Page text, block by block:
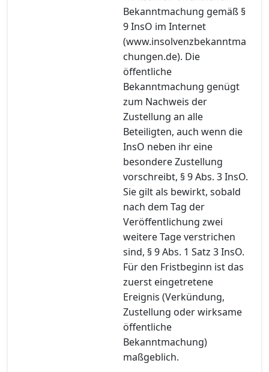
Bekanntmachung gemäß §
9 InsO im Internet
(www.insolvenzbekanntma
chungen.de). Die
öffentliche
Bekanntmachung genügt
zum Nachweis der
Zustellung an alle
Beteiligten, auch wenn die
InsO neben ihr eine
besondere Zustellung
vorschreibt, § 9 Abs. 3 InsO.
Sie gilt als bewirkt, sobald
nach dem Tag der
Veröffentlichung zwei
weitere Tage verstrichen
sind, § 9 Abs. 1 Satz 3 InsO.
Für den Fristbeginn ist das
zuerst eingetretene
Ereignis (Verkündung,
Zustellung oder wirksame
öffentliche
Bekanntmachung)
maßgeblich.